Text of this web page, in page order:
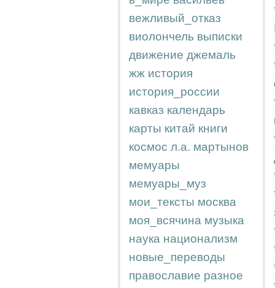
вежливый_отказ
виолончель выписки
движение джемаль
жж история
история_россии
кавказ календарь
карты китай книги
космос л.а. мартынов
мемуары
мемуары_муз
мои_тексты москва
моя_всячина музыка
наука национализм
новые_переводы
православие разное